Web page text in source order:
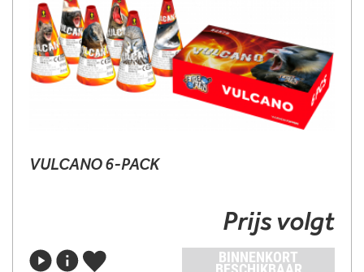
VULCANO 6-PACK
Prijs volgt
BINNENKORT